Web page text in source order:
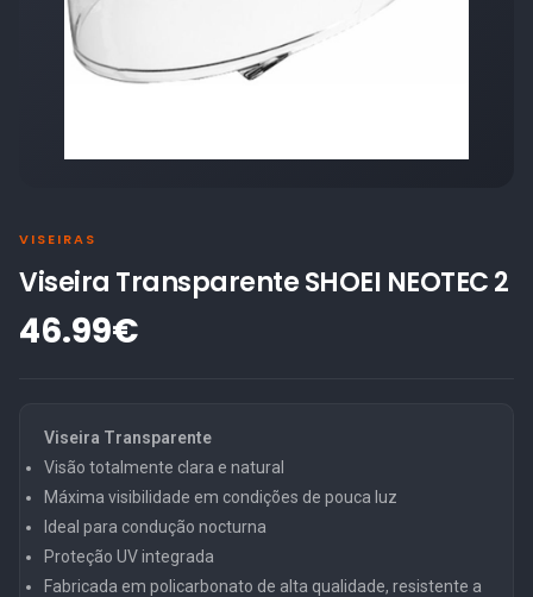
VISEIRAS
Viseira Transparente SHOEI NEOTEC 2
46.99€
Viseira Transparente
Visão totalmente clara e natural
Máxima visibilidade em condições de pouca luz
Ideal para condução nocturna
Proteção UV integrada
Fabricada em policarbonato de alta qualidade, resistente a